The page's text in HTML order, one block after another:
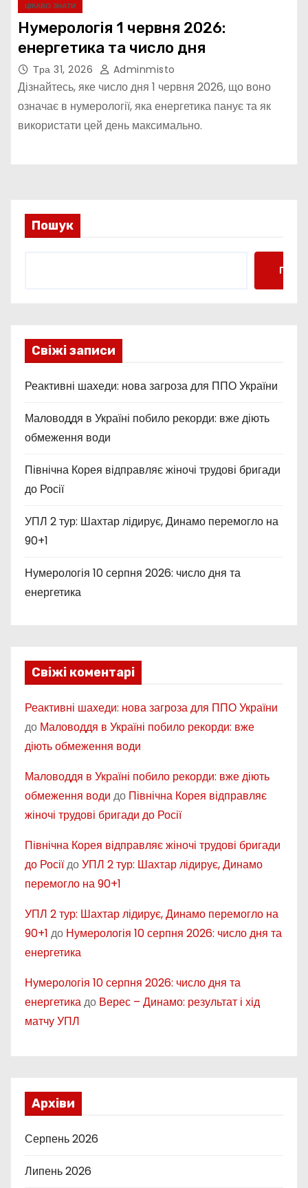
ЦІКАВО ЗНАТИ
Нумерологія 1 червня 2026:
енергетика та число дня
Тра 31, 2026 Adminmisto
Дізнайтесь, яке число дня 1 червня 2026, що воно
означає в нумерології, яка енергетика панує та як
використати цей день максимально.
Пошук
Свіжі записи
Реактивні шахеди: нова загроза для ППО України
Маловоддя в Україні побило рекорди: вже діють
обмеження води
Північна Корея відправляє жіночі трудові бригади
до Росії
УПЛ 2 тур: Шахтар лідирує, Динамо перемогло на
90+1
Нумерологія 10 серпня 2026: число дня та
енергетика
Свіжі коментарі
Реактивні шахеди: нова загроза для ППО України
до Маловоддя в Україні побило рекорди: вже
діють обмеження води
Маловоддя в Україні побило рекорди: вже діють
обмеження води до Північна Корея відправляє
жіночі трудові бригади до Росії
Північна Корея відправляє жіночі трудові бригади
до РосіїдоУПЛ 2 тур: Шахтар лідирує, Динамо
перемогло на 90+1
УПЛ 2 тур: Шахтар лідирує, Динамо перемогло на
90+1 до Нумерологія 10 серпня 2026: число дня та
енергетика
Нумерологія 10 серпня 2026: число дня та
енергетикадо Верес – Динамо: результат і хід
матчу УПЛ
Архіви
Серпень 2026
Липень 2026